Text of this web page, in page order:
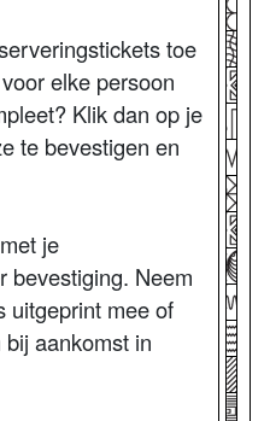
toe
elke persoon
Klik dan op je
te bevestigen en
je
bevestiging. Neem
uitgeprint mee of
aankomst in